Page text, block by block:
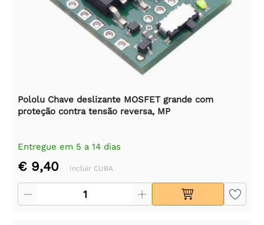
Pololu Chave deslizante MOSFET grande com
proteção contra tensão reversa, MP
Entregue em 5 a 14 dias
€ 9,40 Incluir CUBA